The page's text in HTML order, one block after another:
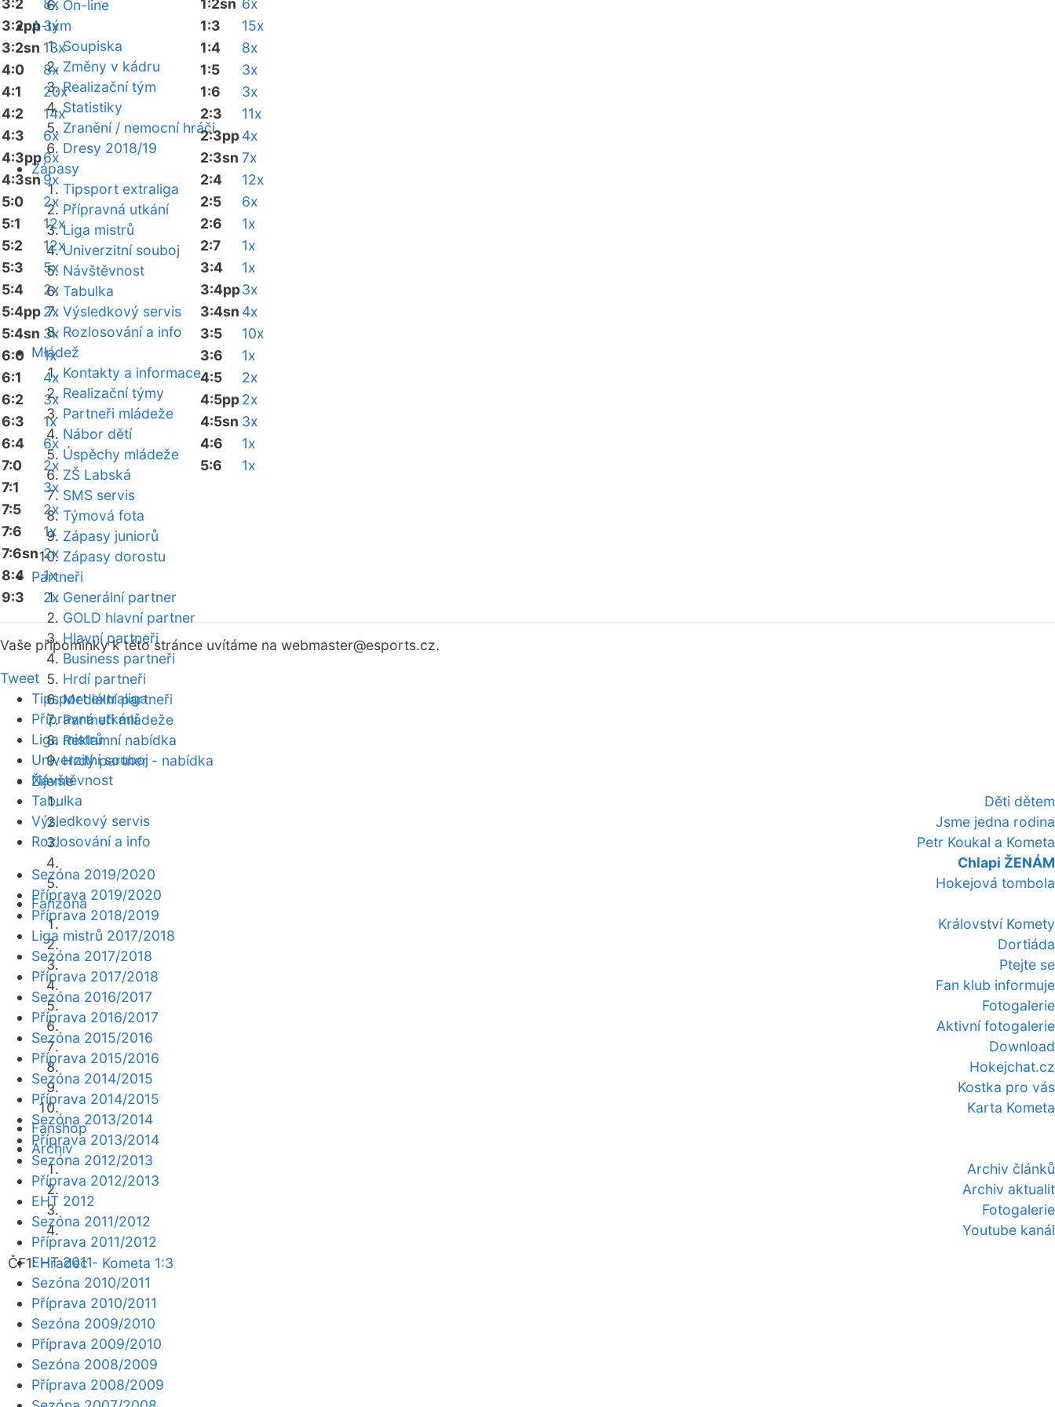
On-line
A-tým
Soupiska
Změny v kádru
Realizační tým
Statistiky
Zranění / nemocní hráči
Dresy 2018/19
Zápasy
Tipsport extraliga
Přípravná utkání
Liga mistrů
Univerzitní souboj
Návštěvnost
Tabulka
Výsledkový servis
Rozlosování a info
Mládež
Kontakty a informace
Realizační týmy
Partneři mládeže
Nábor dětí
Úspěchy mládeže
ZŠ Labská
SMS servis
Týmová fota
Zápasy juniorů
Zápasy dorostu
Partneři
Generální partner
GOLD hlavní partner
Hlavní partneři
Business partneři
Hrdí partneři
Mediální partneři
Partneři mládeže
Reklamní nabídka
Hrdý partner - nabídka
Žijeme
Děti dětem
Jsme jedna rodina
Petr Koukal a Kometa
Chlapi ŽENÁM
Hokejová tombola
Fanzóna
Království Komety
Dortiáda
Ptejte se
Fan klub informuje
Fotogalerie
Aktivní fotogalerie
Download
Hokejchat.cz
Kostka pro vás
Karta Kometa
Fanshop
Archiv
Archiv článků
Archiv aktualit
Fotogalerie
Youtube kanál
ČF1:Hradec - Kometa 1:3
3:2
8x
3:2pp3x
3:2sn 13x
4:0
8x
4:1
20x
4:2
14x
4:3
6x
4:3pp6x
4:3sn9x
5:0
2x
5:1
12x
5:2
12x
5:3
5x
5:4
2x
5:4pp2x
5:4sn 3x
6:0
1x
6:1
4x
6:2
3x
6:3
1x
6:4
6x
7:0
2x
7:1
3x
7:5
2x
7:6
1x
7:6sn 2x
8:4
1x
9:3
2x
1:2sn 6x
1:3
15x
1:4
8x
1:5
3x
1:6
3x
2:3
11x
2:3pp4x
2:3sn 7x
2:4
12x
2:5
6x
2:6
1x
2:7
1x
3:4
1x
3:4pp3x
3:4sn 4x
3:5
10x
3:6
1x
4:5
2x
4:5pp2x
4:5sn 3x
4:6
1x
5:6
1x
Vaše připomínky k této stránce uvítáme na webmaster@esports.cz.
Tweet
Tipsport extraliga
Přípravná utkání
Liga mistrů
Univerzitní souboj
Návštěvnost
Tabulka
Výsledkový servis
Rozlosování a info
Sezóna 2019/2020
Příprava 2019/2020
Příprava 2018/2019
Liga mistrů 2017/2018
Sezóna 2017/2018
Příprava 2017/2018
Sezóna 2016/2017
Příprava 2016/2017
Sezóna 2015/2016
Příprava 2015/2016
Sezóna 2014/2015
Příprava 2014/2015
Sezóna 2013/2014
Příprava 2013/2014
Sezóna 2012/2013
Příprava 2012/2013
EHT 2012
Sezóna 2011/2012
Příprava 2011/2012
EHT 2011
Sezóna 2010/2011
Příprava 2010/2011
Sezóna 2009/2010
Příprava 2009/2010
Sezóna 2008/2009
Příprava 2008/2009